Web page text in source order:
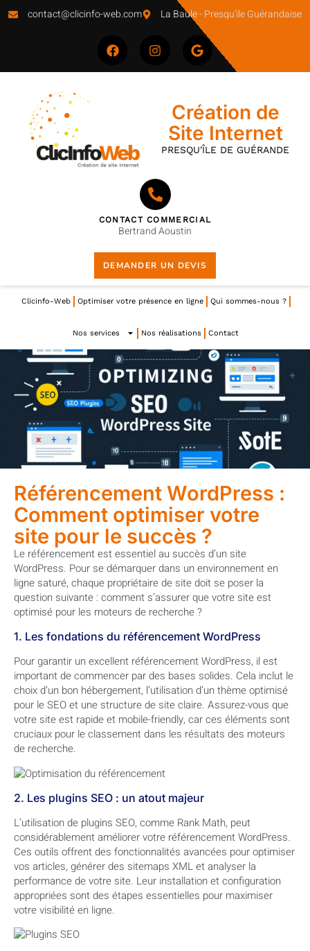
contact@clicinfo-web.com La Baule - Presqu'ile Guérandaise
Création de
Site Internet
PRESQU'ÎLE DE GUÉRANDE
CONTACT COMMERCIAL
Bertrand Aoustin
DEMANDER UN DEVIS
Clicinfo-Web Optimiser votre présence en ligne Qui sommes-nous ?
Nos services Nos réalisations Contact
Référencement WordPress :
Comment optimiser votre
site pour le succès ?
Le référencement est essentiel au succès d’un site
WordPress. Pour se démarquer dans un environnement en
ligne saturé, chaque propriétaire de site doit se poser la
question suivante : comment s’assurer que votre site est
optimisé pour les moteurs de recherche ?
1. Les fondations du référencement WordPress
Pour garantir un excellent référencement WordPress, il est
important de commencer par des bases solides. Cela inclut le
choix d’un bon hébergement, l’utilisation d’un thème optimisé
pour le SEO et une structure de site claire. Assurez-vous que
votre site est rapide et mobile-friendly, car ces éléments sont
cruciaux pour le classement dans les résultats des moteurs
de recherche.
2. Les plugins SEO : un atout majeur
L’utilisation de plugins SEO, comme Rank Math, peut
considérablement améliorer votre référencement WordPress.
Ces outils offrent des fonctionnalités avancées pour optimiser
vos articles, générer des sitemaps XML et analyser la
performance de votre site. Leur installation et configuration
appropriées sont des étapes essentielles pour maximiser
votre visibilité en ligne.